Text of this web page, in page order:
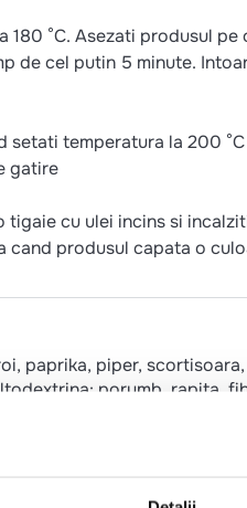
°C. Asezati produsul
de cel putin 5 minute.
setati temperatura la 200
gatire
cu ulei incins si
produsul capata o
paprika, piper,
porumb, rapita,